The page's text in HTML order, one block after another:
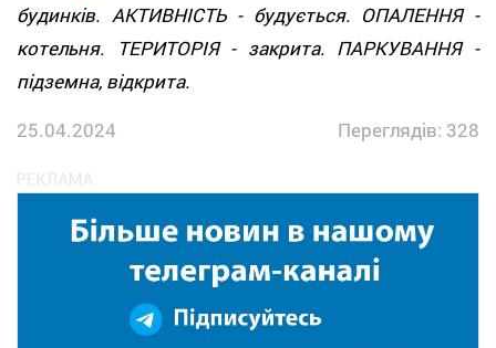
будинків. АКТИВНІСТЬ - будується. ОПАЛЕННЯ -
котельня. ТЕРИТОРІЯ - закрита. ПАРКУВАННЯ -
підземна, відкрита.
25.04.2024
Переглядів: 328